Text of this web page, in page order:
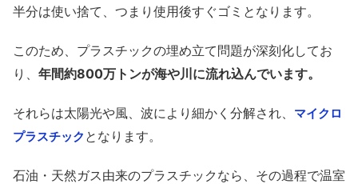
半分は使い捨て、つまり使用後すぐゴミとなります。
このため、プラスチックの埋め立て問題が深刻化してお
り、 年間約800万トンが海や川に流れ込んでいます。
それらは太陽光や風、波により細かく分解され、 マイクロ
プラスチック となります。
石油・天然ガス由来のプラスチックなら、その過程で温室